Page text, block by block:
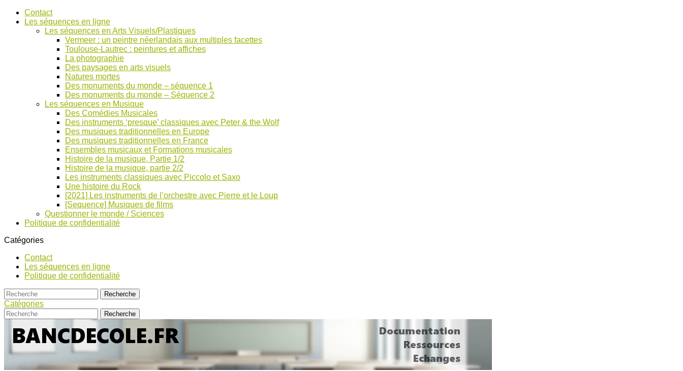
AccéderContact
Les séquences en ligne
Les séquences en Arts Visuels/Plastiques
Vermeer : un peintre néerlandais aux multiples facettes
Toulouse-Lautrec : peintures et affiches
La photographie
Des paysages en arts visuels
Natures mortes
Des monuments du monde – séquence 1
Des monuments du monde – Séquence 2
Les séquences en Musique
Des Comédies Musicales
Des instruments ‘presque’ classiques avec Peter & the Wolf
Des musiques traditionnelles en Europe
Des musiques traditionnelles en France
Ensembles musicaux et Formations musicales
Histoire de la musique, Partie 1/2
Histoire de la musique, partie 2/2
Les instruments classiques avec Piccolo et Saxo
Une histoire du Rock
[2021] Les instruments de l’orchestre avec Pierre et le Loup
[Sequence] Musiques de films
Questionner le monde / Sciences
Politique de confidentialité
Catégories
Contact
Les séquences en ligne
Politique de confidentialité
Catégories